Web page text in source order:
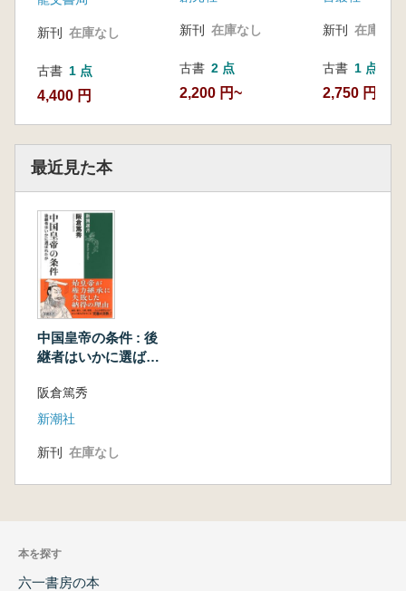
新刊 在庫なし
古書 1 点
4,400 円
新刊 在庫なし
古書 2 点
2,200 円~
新刊 在庫なし
古書 1 点
2,750 円
最近見た本
中国皇帝の条件 : 後
継者はいかに選ばれ
阪倉篤秀
新潮社
新刊 在庫なし
本を探す
六一書房の本